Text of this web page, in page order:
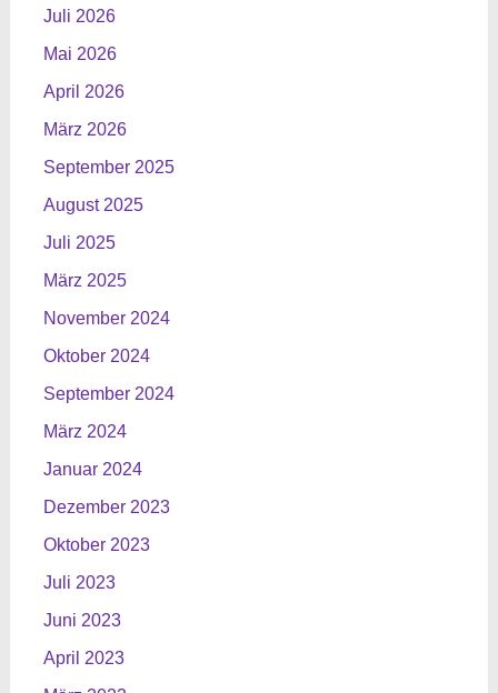
Juli 2026
Mai 2026
April 2026
März 2026
September 2025
August 2025
Juli 2025
März 2025
November 2024
Oktober 2024
September 2024
März 2024
Januar 2024
Dezember 2023
Oktober 2023
Juli 2023
Juni 2023
April 2023